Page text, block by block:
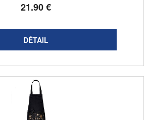
21.90€